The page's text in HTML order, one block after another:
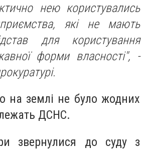
нею користувались
які не мають
для користування
форми власності", -
на землі не було жодних
ДСНС.
звернулися до суду з